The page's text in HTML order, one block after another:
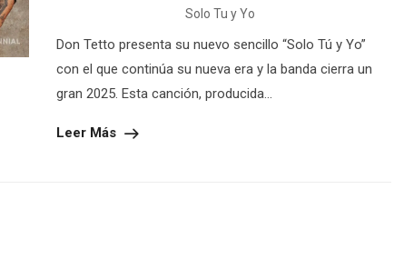
Solo Tu y Yo
Don Tetto presenta su nuevo sencillo “Solo Tú y Yo”
con el que continúa su nueva era y la banda cierra un
gran 2025. Esta canción, producida...
Leer Más